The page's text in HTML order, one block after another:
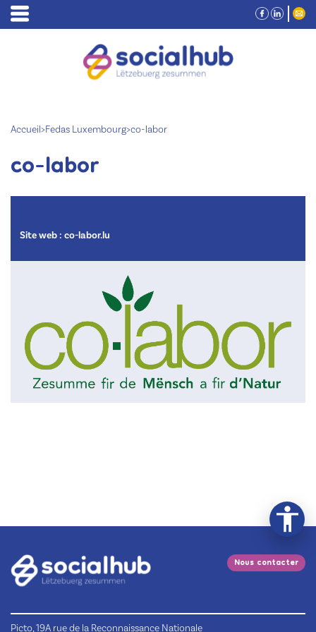
Accueil>Fedas Luxembourg>co-labor
co-labor
Site web : co-labor.lu
Nous contacter
Picto, 19A rue de la Reconnaissance Nationale